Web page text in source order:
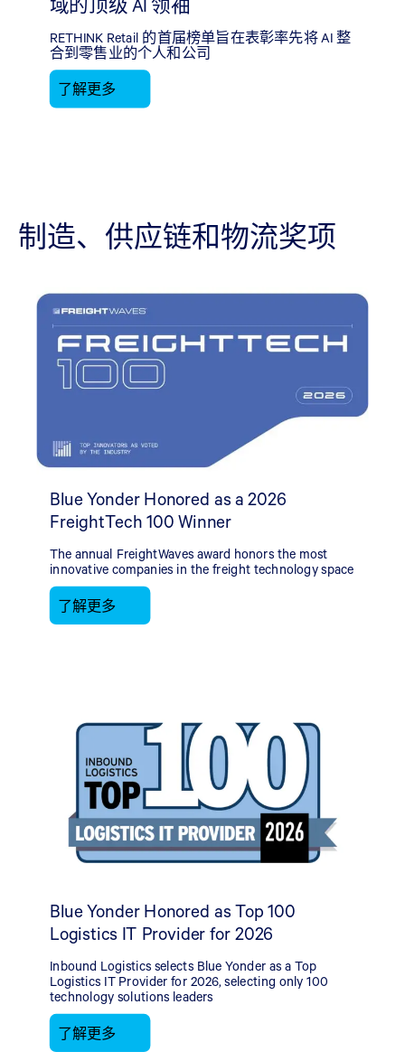
RETHINK Retail 的首届榜单旨在表彰率先将 AI 整
合到零售业的个人和公司
了解更多
制造、供应链和物流奖项
Blue Yonder Honored as a 2026
FreightTech 100 Winner
The annual FreightWaves award honors the most
innovative companies in the freight technology space
了解更多
Blue Yonder Honored as Top 100
Logistics IT Provider for 2026
Inbound Logistics selects Blue Yonder as a Top
Logistics IT Provider for 2026, selecting only 100
technology solutions leaders
了解更多